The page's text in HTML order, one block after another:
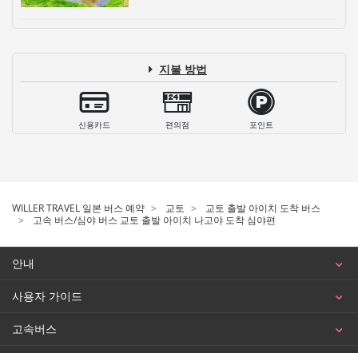
지불 방법
신용카드 편의점 포인트
WILLER TRAVEL 일본 버스 예약 교토
교토 출발 아이치 도착 버스
고속 버스/심야 버스 교토 출발 아이치 나고야 도착 심야편
안내
사용자 가이드
고속버스